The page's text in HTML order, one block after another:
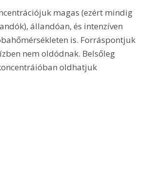
állandóan, és intenzíven
is. Forráspontjuk
nem oldódnak. Belsőleg
oldhatjuk